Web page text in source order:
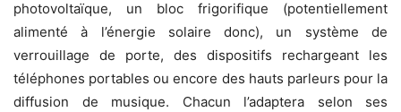
photovoltaïque, un bloc frigorifique (potentiellement
alimenté à l’énergie solaire donc), un système de
verrouillage de porte, des dispositifs rechargeant les
téléphones portables ou encore des hauts parleurs pour la
diffusion de musique. Chacun l’adaptera selon ses